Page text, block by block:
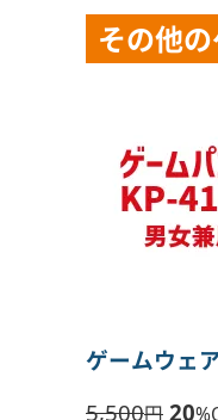
その他
ゲームウェ
5,500円 20